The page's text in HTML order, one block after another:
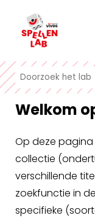
Welkom
Op deze pagina
collectie
verschillende
zoekfunctie in
specifieke